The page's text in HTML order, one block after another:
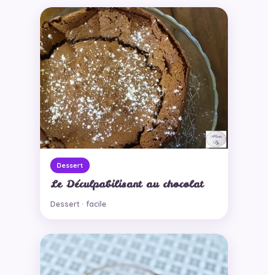
Dessert
Le Déculpabilisant au chocolat
Dessert · facile